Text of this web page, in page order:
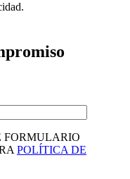
FORMULARIO
POLÍTICA DE